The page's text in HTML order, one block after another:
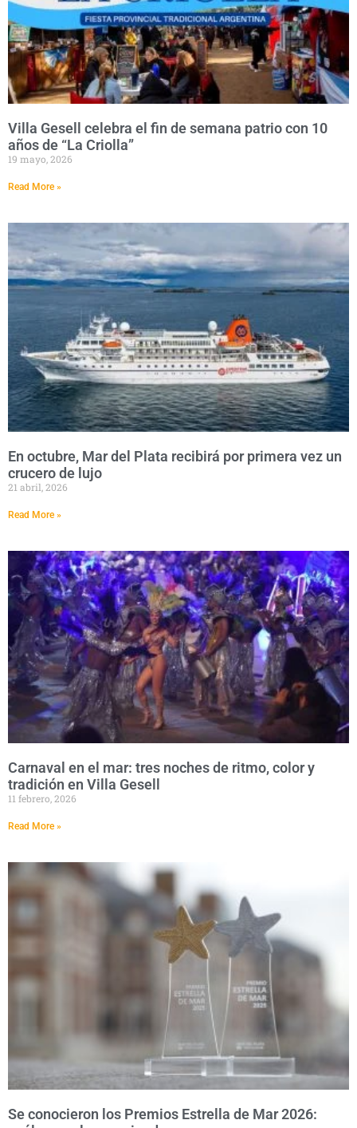
Villa Gesell celebra el fin de semana patrio con 10
años de “La Criolla”
19 mayo, 2026
Read More »
En octubre, Mar del Plata recibirá por primera vez un
crucero de lujo
21 abril, 2026
Read More »
Carnaval en el mar: tres noches de ritmo, color y
tradición en Villa Gesell
11 febrero, 2026
Read More »
Se conocieron los Premios Estrella de Mar 2026: